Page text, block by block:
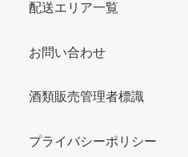
配送エリア一覧
お問い合わせ
酒類販売管理者標識
プライバシーポリシー